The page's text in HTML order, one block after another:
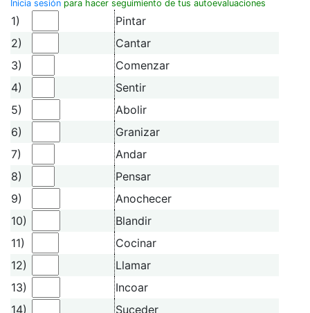
Inicia sesión para hacer seguimiento de tus autoevaluaciones
1)
Pintar
2)
Cantar
3)
Comenzar
4)
Sentir
5)
Abolir
6)
Granizar
7)
Andar
8)
Pensar
9)
Anochecer
10)
Blandir
11)
Cocinar
12)
Llamar
13)
Incoar
14)
Suceder